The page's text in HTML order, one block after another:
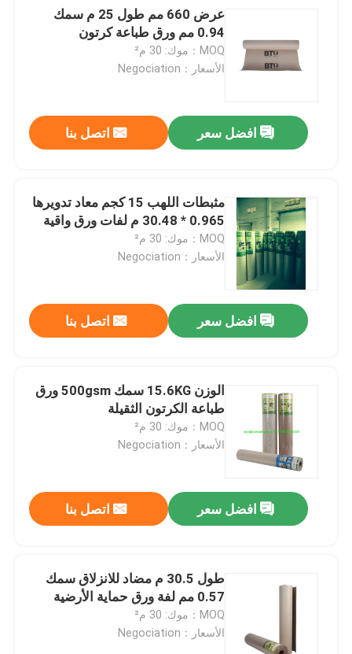
عرض 660 مم طول 25 م سمك
0.94 مم ورق طباعة كرتون
MOQ：موك: 30 م²
الأسعار：Negociation
افضل سعر اتصل بنا
مثبطات اللهب 15 كجم معاد تدويرها
0.965 * 30.48 م لفات ورق واقية
MOQ：موك: 30 م²
الأسعار：Negociation
افضل سعر اتصل بنا
الوزن 15.6KG سمك 500gsm ورق
طباعة الكرتون الثقيلة
MOQ：موك: 30 م²
الأسعار：Negociation
افضل سعر اتصل بنا
طول 30.5 م مضاد للانزلاق سمك
0.57 مم لفة ورق حماية الأرضية
MOQ：موك: 30 م²
الأسعار：Negociation